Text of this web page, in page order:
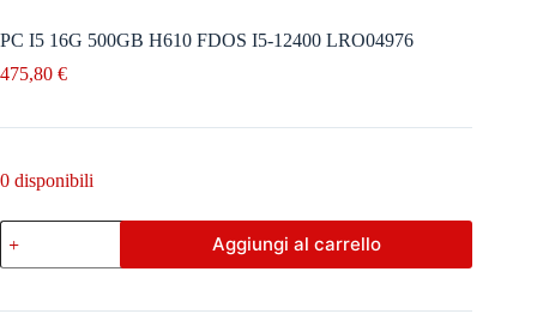
PC I5 16G 500GB H610 FDOS I5-12400 LRO04976
475,80 €
0 disponibili
PC
I5
16G
H610
Aggiungi al carrello